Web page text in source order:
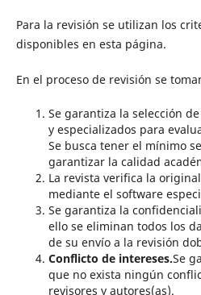
Para la revisión se utilizan los
disponibles en esta página.
En el proceso de revisión se
Se garantiza la selección
y especializados para
Se busca tener el mínimo
garantizar la calidad
La revista verifica la
mediante el software
Se garantiza la
ello se eliminan todos los
de su envío a la revisión
Conflicto de intereses.Se
que no exista ningún
revisores y autores(as).